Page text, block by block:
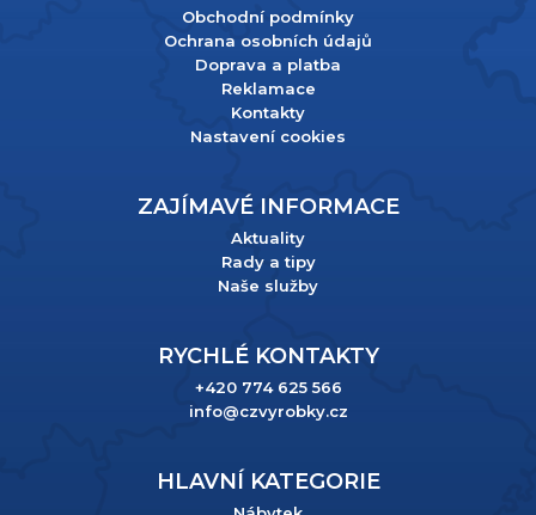
Obchodní podmínky
Ochrana osobních údajů
Doprava a platba
Reklamace
Kontakty
Nastavení cookies
ZAJÍMAVÉ INFORMACE
Aktuality
Rady a tipy
Naše služby
RYCHLÉ KONTAKTY
+420 774 625 566
info@czvyrobky.cz
HLAVNÍ KATEGORIE